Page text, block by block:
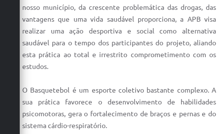
nosso município, da crescente problemática das drogas, das
vantagens que uma vida saudável proporciona, a APB visa
realizar uma ação desportiva e social como alternativa
saudável para o tempo dos participantes do projeto, aliando
esta prática ao total e irrestrito comprometimento com os
estudos.
O Basquetebol é um esporte coletivo bastante complexo. A
sua prática favorece o desenvolvimento de habilidades
psicomotoras, gera o fortalecimento de braços e pernas e do
sistema cárdio-respiratório.